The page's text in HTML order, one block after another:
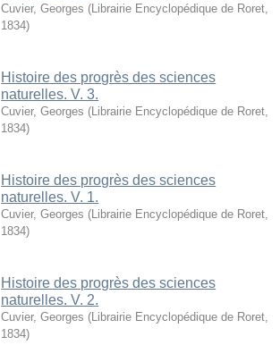
Cuvier, Georges ( Librairie Encyclopédique de Roret
1834)
Histoire des progrès des sciences
naturelles. V. 3.
Cuvier, Georges ( Librairie Encyclopédique de Roret
1834)
Histoire des progrès des sciences
naturelles. V. 1.
Cuvier, Georges ( Librairie Encyclopédique de Roret
1834)
Histoire des progrès des sciences
naturelles. V. 2.
Cuvier, Georges ( Librairie Encyclopédique de Roret
1834)